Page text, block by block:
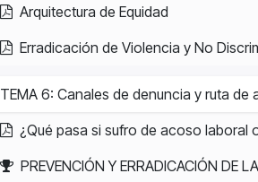
Arquitectura de Equidad
Erradicación de Violencia y No
TEMA 6: Canales de denuncia y ruta de
¿Qué pasa si sufro de acoso laboral
PREVENCIÓN Y ERRADICACIÓN DE